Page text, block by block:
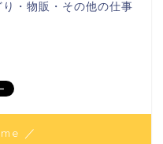
・物販・その他の仕事
／